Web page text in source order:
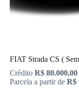
FIAT Strada CS (
Crédito R$ 80.000,00
Parcela a partir de R$